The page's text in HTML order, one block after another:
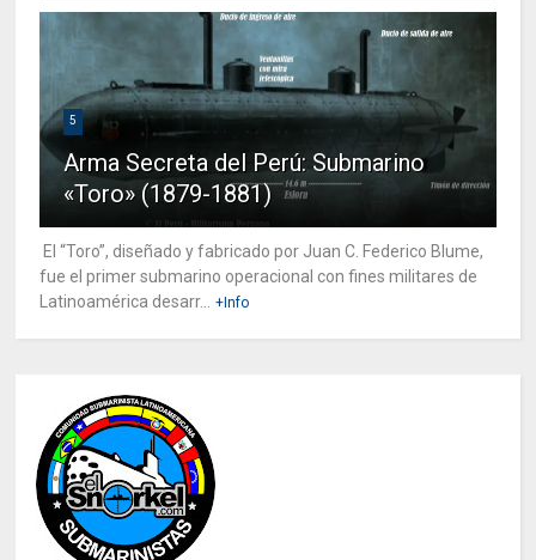
5
Arma Secreta del Perú: Submarino
«Toro» (1879-1881)
El “Toro”, diseñado y fabricado por Juan C. Federico Blume,
fue el primer submarino operacional con fines militares de
Latinoamérica desarr...
+Info